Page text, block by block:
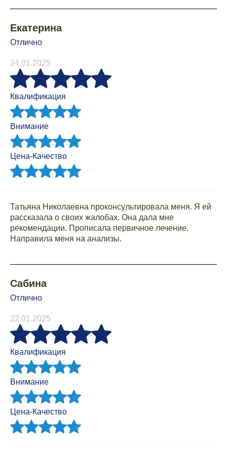
Екатерина
Отлично
24.01.2025
Квалификация
Внимание
Цена-Качество
Татьяна Николаевна проконсультировала меня. Я ей
рассказала о своих жалобах. Она дала мне
рекомендации. Прописала первичное лечение.
Направила меня на анализы.
Сабина
Отлично
22.01.2025
Квалификация
Внимание
Цена-Качество